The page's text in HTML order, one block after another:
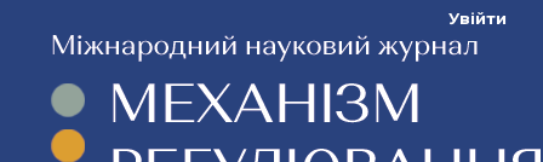
Увійти